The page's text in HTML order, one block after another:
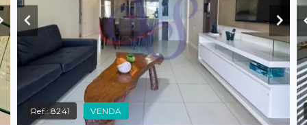
Ref.:8241 VENDA